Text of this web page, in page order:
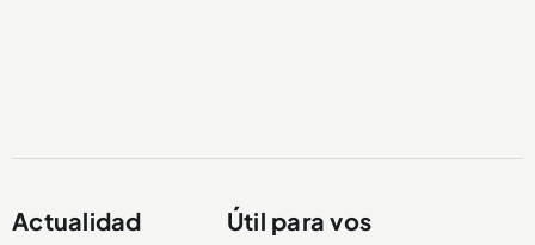
Actualidad Útil para vos